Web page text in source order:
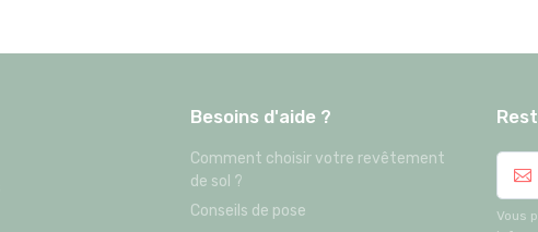
Besoins d'aide ?
Comment choisir votre revêtement
de sol ?
Conseils de pose
Vous